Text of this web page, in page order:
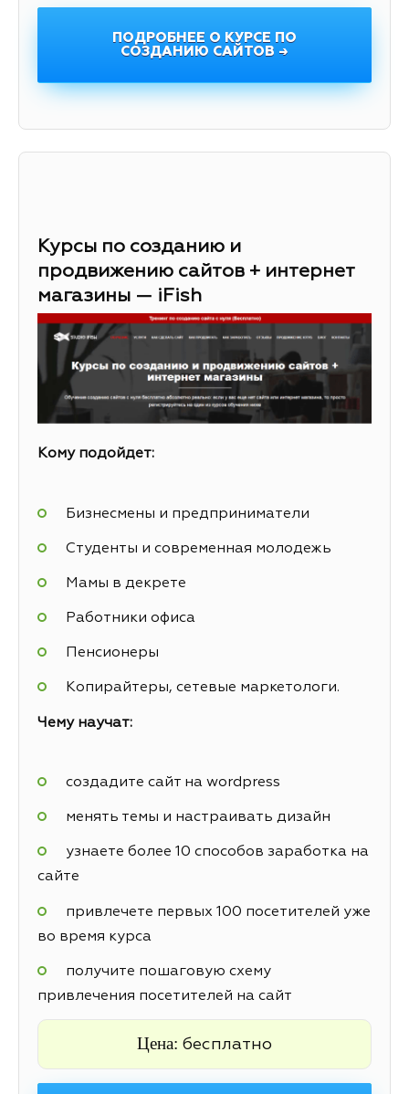
ПОДРОБНЕЕ О КУРСЕ ПО
СОЗДАНИЮ САЙТОВ →
Курсы по созданию и
продвижению сайтов + интернет
магазины — iFish
Кому подойдет:
Бизнесмены и предприниматели
Студенты и современная молодежь
Мамы в декрете
Работники офиса
Пенсионеры
Копирайтеры, сетевые маркетологи.
Чему научат:
создадите сайт на wordpress
менять темы и настраивать дизайн
узнаете более 10 способов заработка на
сайте
привлечете первых 100 посетителей уже
во время курса
получите пошаговую схему
привлечения посетителей на сайт
Цена: бесплатно